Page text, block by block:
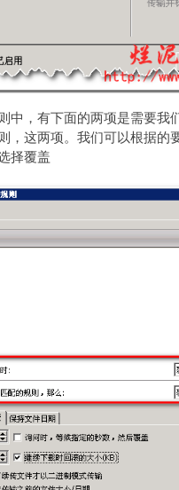
中，有下面的两项是需要我
，这两项。我们可以根据的
择覆盖